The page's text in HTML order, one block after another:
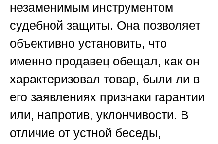
незаменимым инструментом
судебной защиты. Она позволяет
объективно установить, что
именно продавец обещал, как он
характеризовал товар, были ли в
его заявлениях признаки гарантии
или, напротив, уклончивости. В
отличие от устной беседы,